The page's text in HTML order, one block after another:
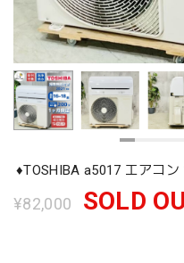
♦️TOSHIBA a5017 エアコ
¥82,000 SOLD